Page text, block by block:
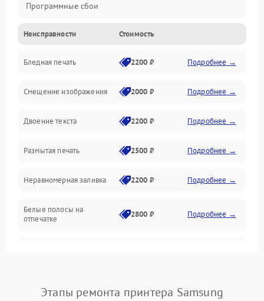
Программные сбои
Программные ошибки
Картриджи и расходники
Механика и узлы
Подключение и интерфейсы
Панель управления и индикация
Режим работы
Питание и запуск
Неисправности Стоимость
Бледная печать 2200 ₽ Подробнее →
Смещение изображения 2000 ₽ Подробнее →
Двоение текста 2200 ₽ Подробнее →
Размытая печать 2500 ₽ Подробнее →
Неравномерная заливка 2200 ₽ Подробнее →
Белые полосы на
отпечатке
2800 ₽ Подробнее →
Этапы ремонта принтера Samsung